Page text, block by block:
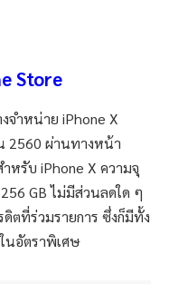
Store
จำหน่าย iPhone X
2560 ผ่านทางหน้า
หรับ iPhone X ความจุ
GB ไม่มีส่วนลดใด ๆ
ตที่ร่วมรายการ ซึ่งก็มีทั้ง
นอัตราพิเศษ